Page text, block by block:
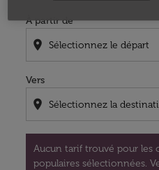
À partir de
location_on
Vers
location_on
Aucun tarif trouvé pour les
populaires sélectionnées.